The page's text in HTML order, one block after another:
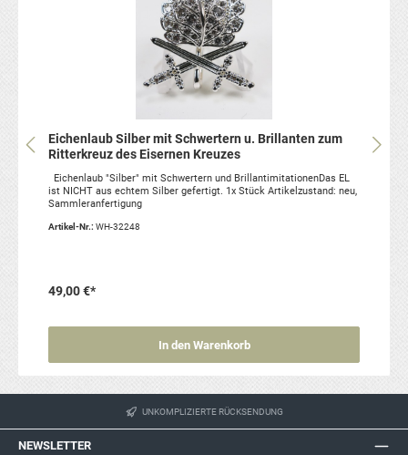
Eichenlaub Silber mit Schwertern u. Brillanten zum
Ritterkreuz des Eisernen Kreuzes
Eichenlaub "Silber" mit Schwertern und BrillantimitationenDas EL
ist NICHT aus echtem Silber gefertigt. 1x Stück Artikelzustand: neu,
Sammleranfertigung
Artikel-Nr.: WH-32248
49,00 €*
In den Warenkorb
UNKOMPLIZIERTE RÜCKSENDUNG
NEWSLETTER